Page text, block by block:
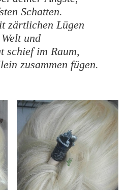
Schatten.
zärtlichen Lügen
und
schief im Raum,
zusammen fügen.